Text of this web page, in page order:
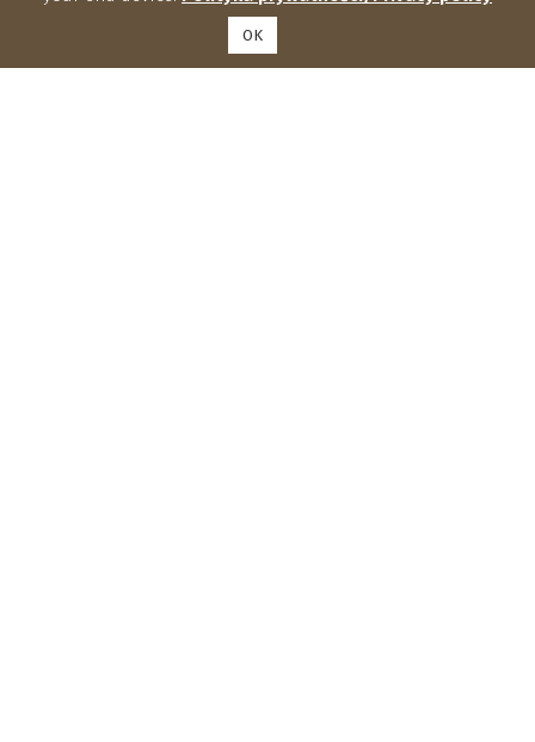
OK